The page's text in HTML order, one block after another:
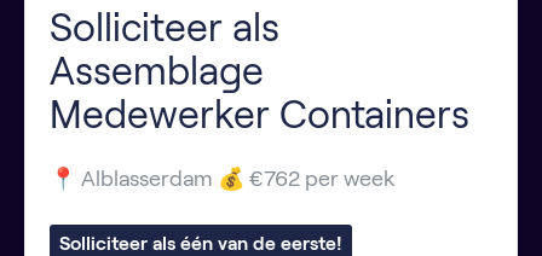
Solliciteer als
Assemblage
Medewerker Containers
📍 Alblasserdam 💰 €762 per week
Solliciteer als één van de eerste!